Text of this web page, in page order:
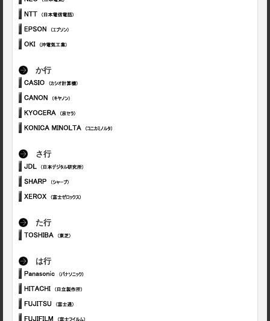
か行
さ行
た行
は行